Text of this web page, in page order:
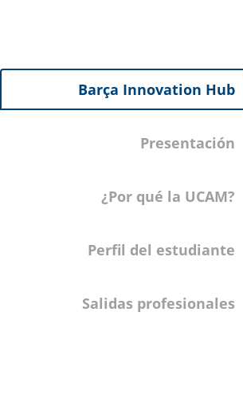
Barça Innovation Hub
Presentación
¿Por qué la UCAM?
Perfil del estudiante
Salidas profesionales